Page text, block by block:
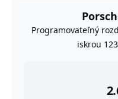
Programovateľný
iskrou